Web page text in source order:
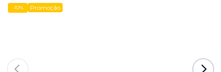
-10% Promoção